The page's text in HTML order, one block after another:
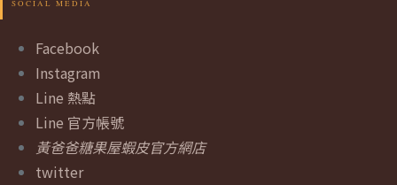
Facebook
Instagram
Line 熱點
Line 官方帳號
黃爸爸糖果屋蝦皮官方網店
twitter